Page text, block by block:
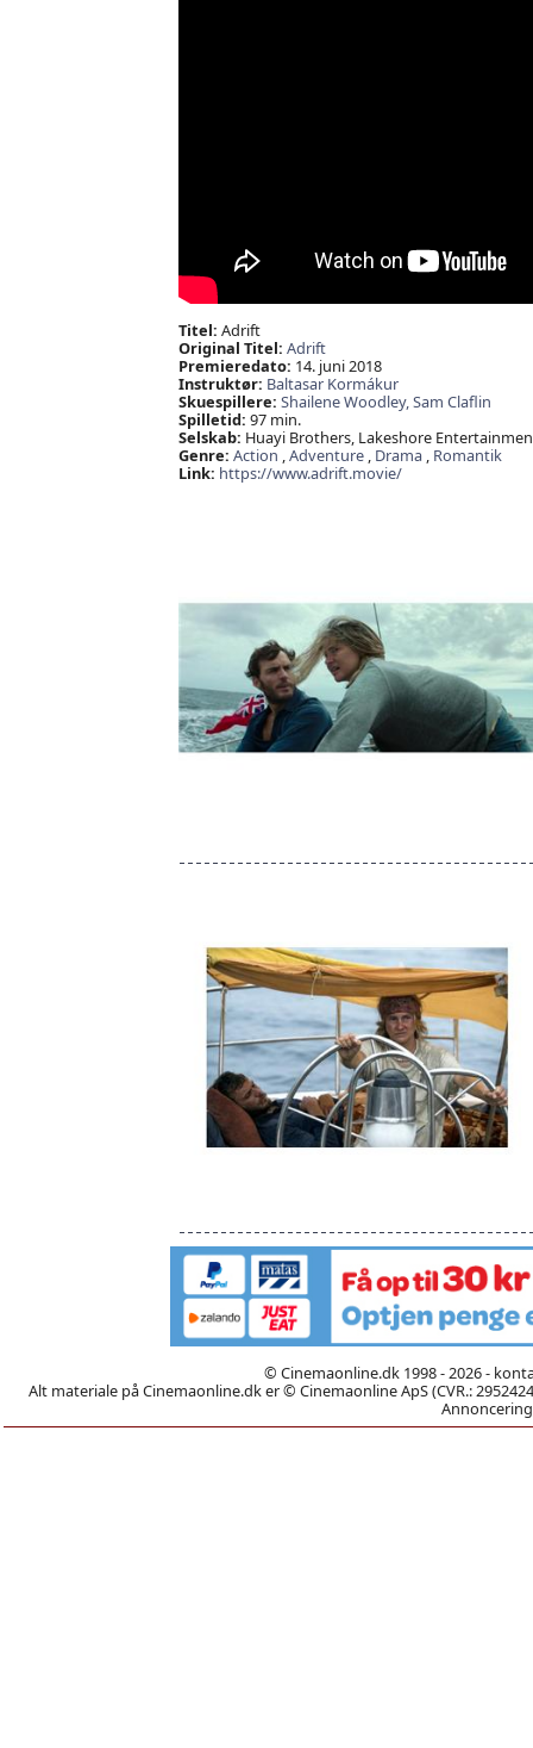
Titel: Adrift
Original Titel: Adrift
Premieredato: 14. juni 2018
Instruktør: Baltasar Kormákur
Skuespillere: Shailene Woodley,Sam Claflin
Spilletid: 97 min.
Selskab: Huayi Brothers, Lakeshore
Genre: Action ,Adventure, Drama, Romantik
Link: https://www.adrift.movie/
© Cinemaonline.dk 1998 - 2026 -
Alt materiale på Cinemaonline.dk er © Cinemaonline ApS (CVR.: